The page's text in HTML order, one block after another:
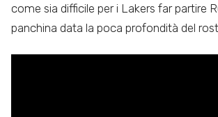
come sia difficile per i Lakers far partire
panchina data la poca profondità del